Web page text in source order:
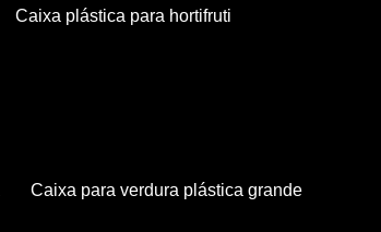
caixa plástica para hortifruti
caixa para verdura plástica grande